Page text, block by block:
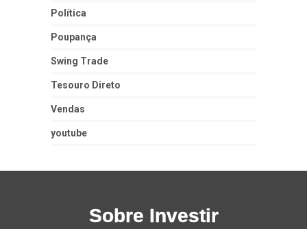
Política
Poupança
Swing Trade
Tesouro Direto
Vendas
youtube
Sobre Investir